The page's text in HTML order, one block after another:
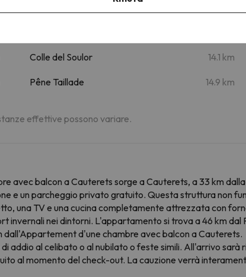
Colle del Soulor 14.1 km
Pêne Taillade 14.9 km
effettive possono variare.
avec balcon a Cauterets sorge a Cauterets, a 33 km
e un parcheggio privato gratuito. Questa struttura non
una TV e una cucina completamente attrezzata con
invernali nei dintorni. L'appartamento si trova a 46 km dal
dall'Appartement d'une chambre avec balcon a Cauterets.
addio al celibato o al nubilato o feste simili. All'arrivo sarà
al momento del check-out. La cauzione verrà